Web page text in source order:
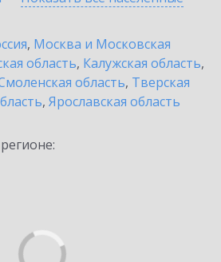
, Москва и Московская
область, Калужская область,
область, Тверская
, Ярославская область